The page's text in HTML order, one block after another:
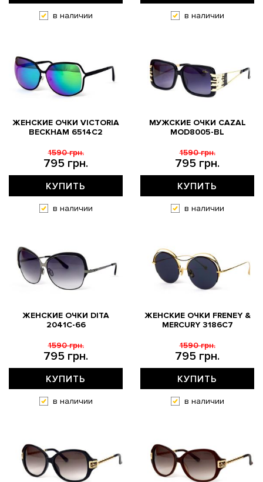
в наличии в наличии
ЖЕНСКИЕ ОЧКИ VICTORIA
BECKHAM 6514C2
795 грн.
1590 грн.
КУПИТЬ
в наличии
МУЖСКИЕ ОЧКИ CAZAL
MOD8005-BL
795 грн.
1590 грн.
КУПИТЬ
в наличии
ЖЕНСКИЕ ОЧКИ DITA
2041С-66
795 грн.
1590 грн.
КУПИТЬ
в наличии
ЖЕНСКИЕ ОЧКИ FRENEY &
MERCURY 3186C7
795 грн.
1590 грн.
КУПИТЬ
в наличии